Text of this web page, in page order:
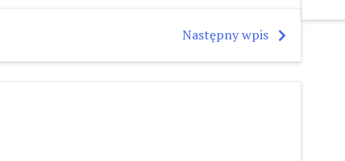
Następny wpis